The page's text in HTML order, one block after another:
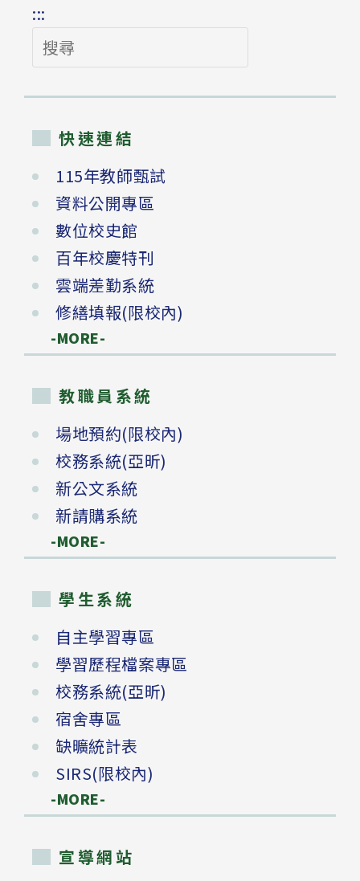
:::
搜
尋
快速連結
115年教師甄試
資料公開專區
數位校史館
百年校慶特刊
雲端差勤系統
修繕填報(限校內)
-MORE-
教職員系統
場地預約(限校內)
校務系統(亞昕)
新公文系統
新請購系統
-MORE-
學生系統
自主學習專區
學習歷程檔案專區
校務系統(亞昕)
宿舍專區
缺曠統計表
SIRS(限校內)
-MORE-
宣導網站